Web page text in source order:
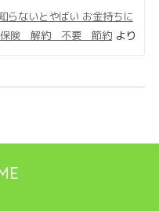
らないとやばい お金持ちに
保険 解約 不要 節約より